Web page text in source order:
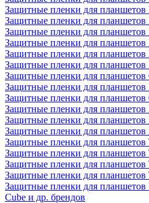
Защитные пленки для планшетов
Защитные пленки для планшетов
Защитные пленки для планшетов
Защитные пленки для планшетов
Защитные пленки для планшетов
Защитные пленки для планшетов
Защитные пленки для планшетов
Защитные пленки для планшетов
Защитные пленки для планшетов
Защитные пленки для планшетов
Защитные пленки для планшетов
Защитные пленки для планшетов
Защитные пленки для планшетов
Защитные пленки для планшетов
Защитные пленки для планшетов
Защитные пленки для планшетов
Защитные пленки для планшетов
Cube и др. брендов